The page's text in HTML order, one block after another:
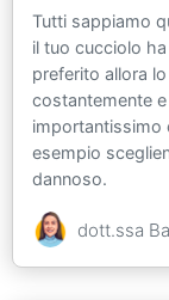
Tutti sappiamo
il tuo cucciolo
preferito allora
costantemente
importantissimo
esempio
dannoso.
dott.ssa